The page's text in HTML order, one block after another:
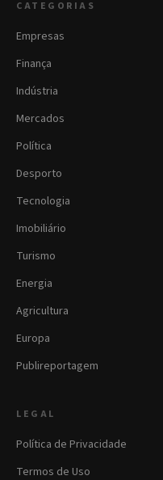
CATEGORIAS
Empresas
Finança
Indústria
Mercados
Política
Desporto
Tecnologia
Imobiliário
Turismo
Energia
Agricultura
Europa
Publireportagem
LEGAL
Política de Privacidade
Termos de Uso